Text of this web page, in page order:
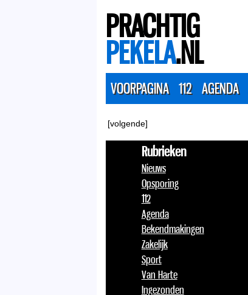
PRACHTIG
PEKELA.NL
VOORPAGINA 112 AGENDA
[volgende]
Rubrieken
Nieuws
Opsporing
112
Agenda
Bekendmakingen
Zakelijk
Sport
Van Harte
Ingezonden